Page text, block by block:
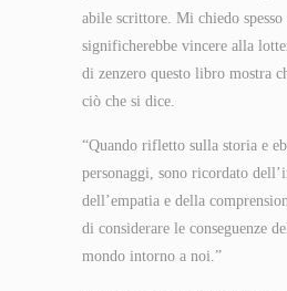
abile scrittore. Mi chiedo spesso
significherebbe vincere alla
di zenzero questo libro mostra
ciò che si dice.
“Quando rifletto sulla storia e
personaggi, sono ricordato
dell’empatia e della
di considerare le conseguenze
mondo intorno a noi.”